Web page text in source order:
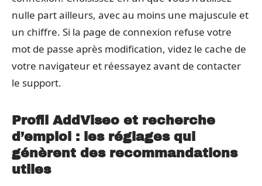
nulle part ailleurs, avec au moins une majuscule et
un chiffre. Si la page de connexion refuse votre
mot de passe après modification, videz le cache de
votre navigateur et réessayez avant de contacter
le support.
Profil AddViseo et recherche
d’emploi : les réglages qui
génèrent des recommandations
utiles